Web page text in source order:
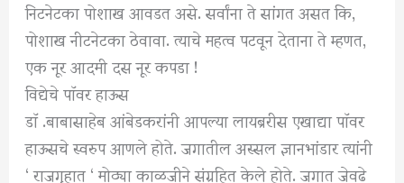
निटनेटका पोशाख आवडत असे. सर्वांना ते सांगत असत कि,
पोशाख नीटनेटका ठेवावा. त्याचे महत्व पटवून देताना ते म्हणत,
एक नूर आदमी दस नूर कपडा !
विद्येचे पाॅवर हाऊस
डाॅ .बाबासाहेब आंबेडकरांनी आपल्या लायब्ररीस एखाद्या पाॅवर
हाऊसचे स्वरुप आणले होते. जगातील अस्सल ज्ञानभांडार त्यांनी